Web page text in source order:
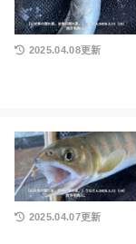
2025.04.08更新
2025.04.07更新